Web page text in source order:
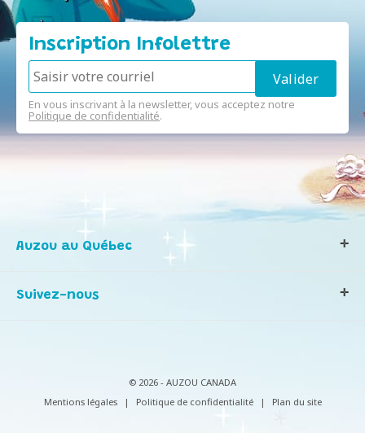
Inscription Infolettre
En vous inscrivant à la newsletter, vous acceptez notre
Politique de confidentialité.
Auzou au Québec
Notre histoire
Infos consommateurs
Suivez-nous
© 2026 - AUZOU CANADA
Mentions légales
| Politique de confidentialité | Plan du site